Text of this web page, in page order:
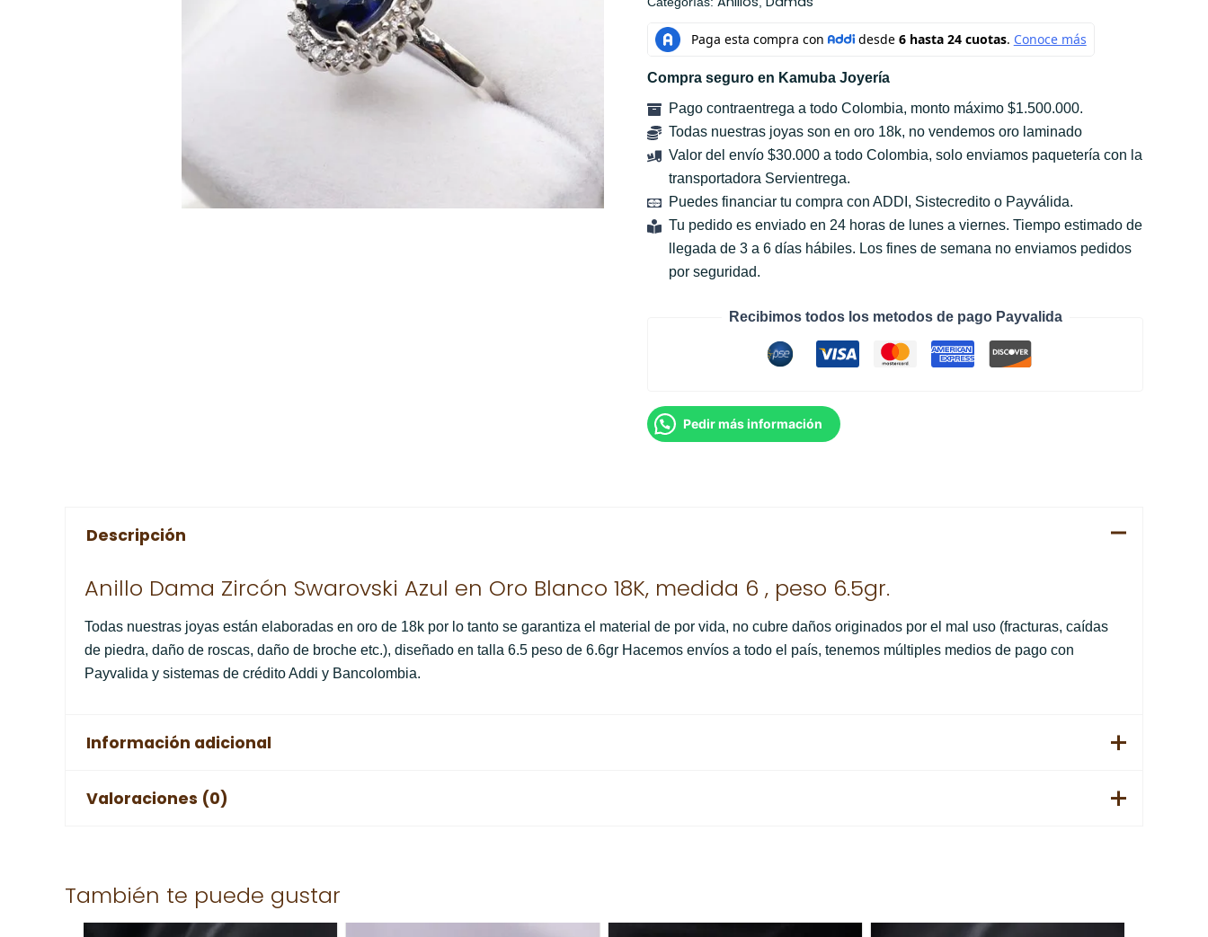
Compra seguro en Kamuba Joyería
Pago contraentrega a todo Colombia, monto máximo $1.500.000.
Todas nuestras joyas son en oro 18k, no vendemos oro laminado
Valor del envío $30.000 a todo Colombia, solo enviamos paquetería con la
transportadora Servientrega.
Puedes financiar tu compra con ADDI, Sistecredito o Payválida.
Tu pedido es enviado en 24 horas de lunes a viernes. Tiempo estimado de
llegada de 3 a 6 días hábiles. Los fines de semana no enviamos pedidos
por seguridad.
Recibimos todos los metodos de pago Payvalida
Pedir más información
Descripción
Anillo Dama Zircón Swarovski Azul en Oro Blanco 18K, medida 6 , peso 6.5gr.
Todas nuestras joyas están elaboradas en oro de 18k por lo tanto se garantiza el material de por vida, no cubre daños originados por el mal uso (fracturas, caídas
de piedra, daño de roscas, daño de broche etc.), diseñado en talla 6.5 peso de 6.6gr Hacemos envíos a todo el país, tenemos múltiples medios de pago con
Payvalida y sistemas de crédito Addi y Bancolombia.
Información adicional
zircon verde
Valoraciones (0)
Solo los usuarios registrados que hayan comprado este producto pueden hacer una valoración.
También te puede gustar